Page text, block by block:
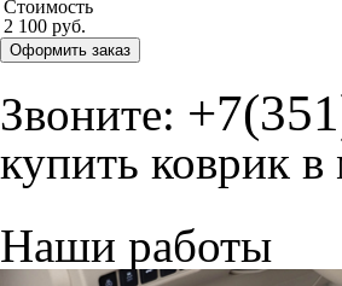
Стоимость
2 100 руб.
Оформить заказ
Звоните:
купить коврик
Наши работы